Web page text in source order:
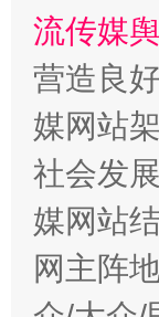
这
流传媒
营造良
媒网站
社会发
媒网站
网主阵